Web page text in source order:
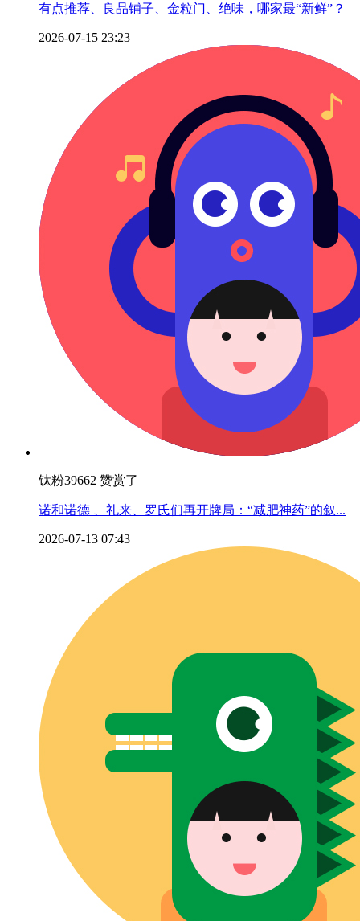
有点推荐、良品铺子、金粒门、绝味，哪家最“新鲜”？
2026-07-15 23:23
钛粉39662 赞赏了
诺和诺德 、礼来、罗氏们再开牌局：“减肥神药”的叙...
2026-07-13 07:43